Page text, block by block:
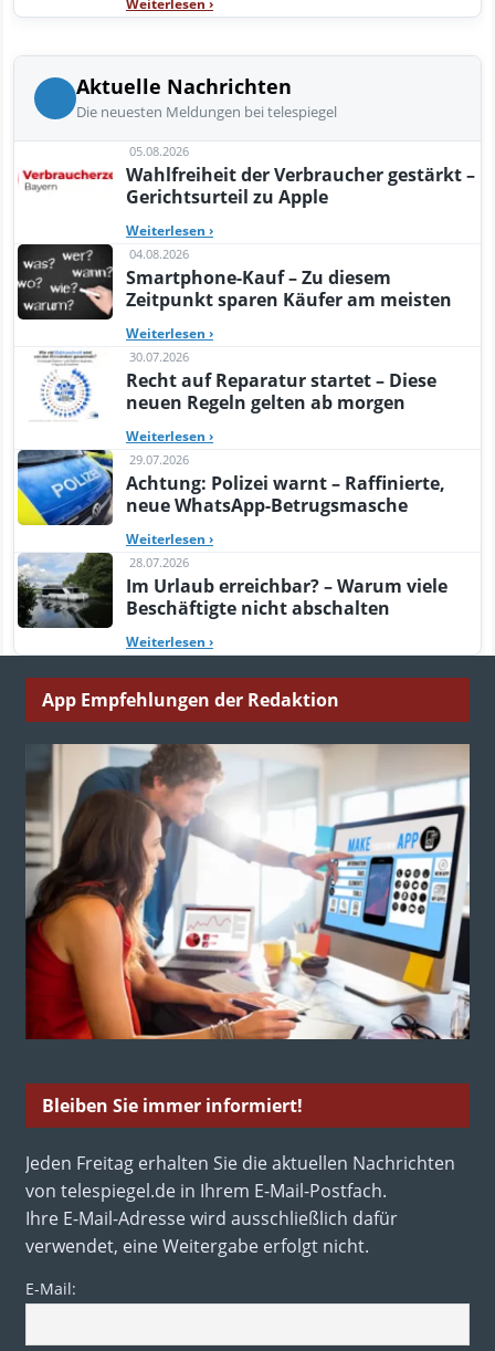
Aktuelle Nachrichten
Die neuesten Meldungen bei telespiegel
05.08.2026
Wahlfreiheit der Verbraucher gestärkt –
Gerichtsurteil zu Apple
Weiterlesen ›
04.08.2026
Smartphone-Kauf – Zu diesem
Zeitpunkt sparen Käufer am meisten
Weiterlesen ›
30.07.2026
Recht auf Reparatur startet – Diese
neuen Regeln gelten ab morgen
Weiterlesen ›
29.07.2026
Achtung: Polizei warnt – Raffinierte,
neue WhatsApp-Betrugsmasche
Weiterlesen ›
28.07.2026
Im Urlaub erreichbar? – Warum viele
Beschäftigte nicht abschalten
Weiterlesen ›
App Empfehlungen der Redaktion
Bleiben Sie immer informiert!
Jeden Freitag erhalten Sie die aktuellen Nachrichten
von telespiegel.de in Ihrem E-Mail-Postfach.
Ihre E-Mail-Adresse wird ausschließlich dafür
verwendet, eine Weitergabe erfolgt nicht.
E-Mail: